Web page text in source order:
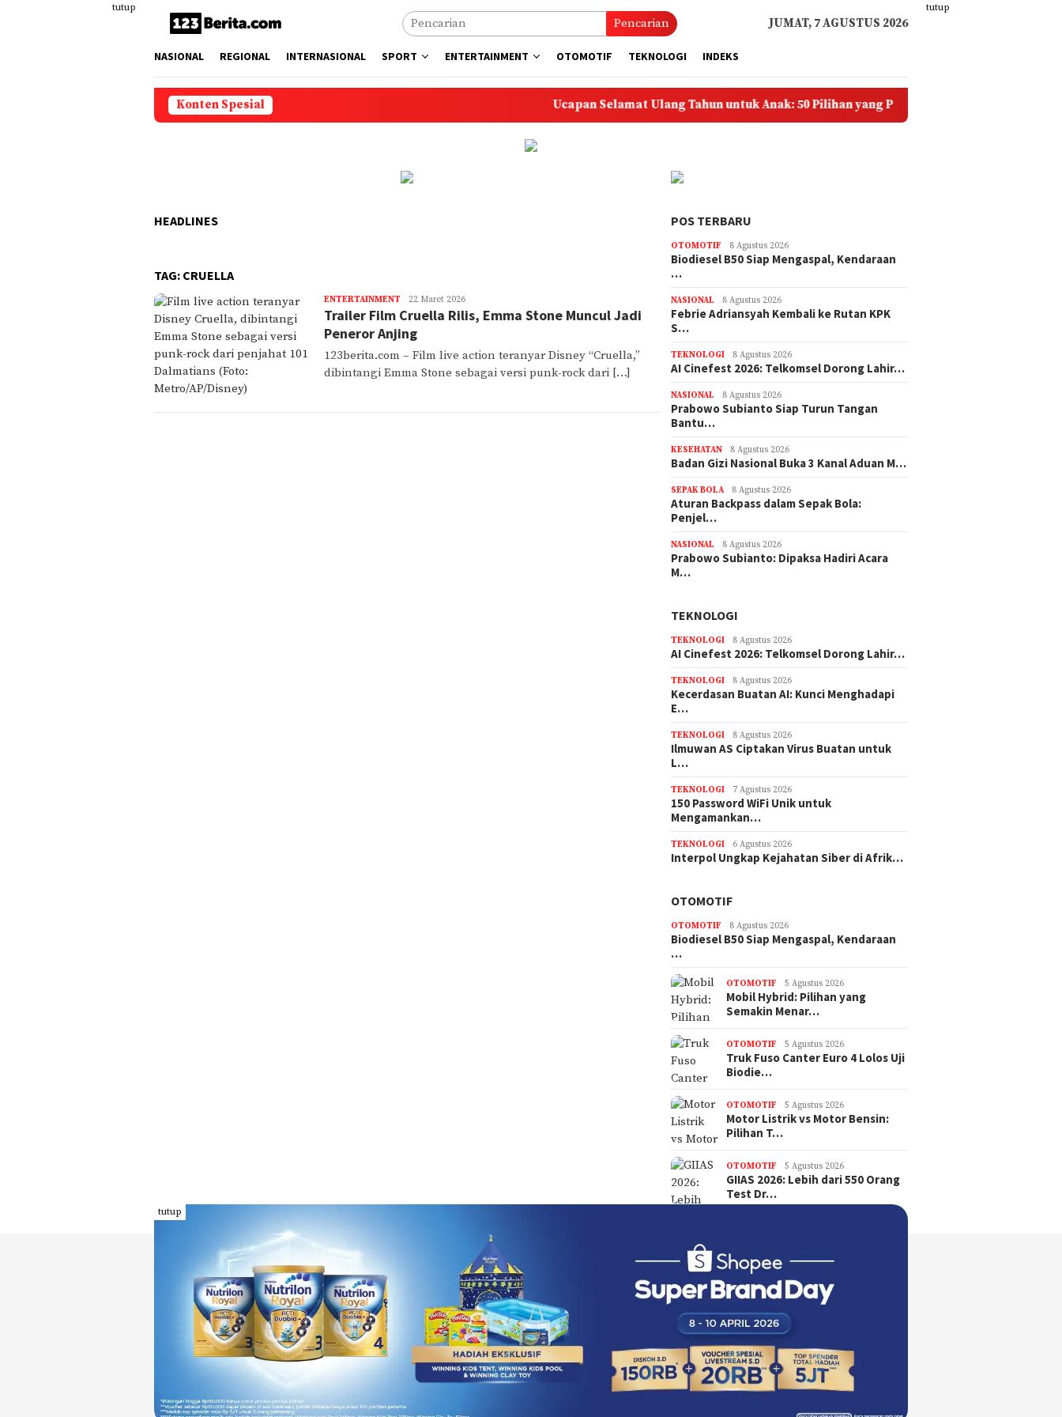
tutup tutup
Pencarian JUMAT, 7 AGUSTUS 2026
NASIONAL REGIONAL INTERNASIONAL SPORT ENTERTAINMENT OTOMOTIF TEKNOLOGI INDEKS
Konten Spesial Ucapan Selamat Ulang Tahun untuk Anak: 50 Pilihan yang Penuh Doa dan Kasih Sayang
HEADLINES
TAG: CRUELLA
ENTERTAINMENT rizal
22 Maret 2026
Trailer Film Cruella Rilis, Emma Stone Muncul Jadi
Peneror Anjing
123berita.com – Film live action teranyar Disney “Cruella,”
dibintangi Emma Stone sebagai versi punk-rock dari […]
POS TERBARU
OTOMOTIF 8 Agustus 2026
Biodiesel B50 Siap Mengaspal, Kendaraan
…
NASIONAL 8 Agustus 2026
Febrie Adriansyah Kembali ke Rutan KPK
S…
TEKNOLOGI 8 Agustus 2026
AI Cinefest 2026: Telkomsel Dorong Lahir…
NASIONAL 8 Agustus 2026
Prabowo Subianto Siap Turun Tangan
Bantu…
KESEHATAN 8 Agustus 2026
Badan Gizi Nasional Buka 3 Kanal Aduan M…
SEPAK BOLA 8 Agustus 2026
Aturan Backpass dalam Sepak Bola:
Penjel…
NASIONAL 8 Agustus 2026
Prabowo Subianto: Dipaksa Hadiri Acara
M…
TEKNOLOGI
TEKNOLOGI 8 Agustus 2026
AI Cinefest 2026: Telkomsel Dorong Lahir…
TEKNOLOGI 8 Agustus 2026
Kecerdasan Buatan AI: Kunci Menghadapi
E…
TEKNOLOGI 8 Agustus 2026
Ilmuwan AS Ciptakan Virus Buatan untuk
L…
TEKNOLOGI 7 Agustus 2026
150 Password WiFi Unik untuk
Mengamankan…
TEKNOLOGI 6 Agustus 2026
Interpol Ungkap Kejahatan Siber di Afrik…
OTOMOTIF
OTOMOTIF 8 Agustus 2026
Biodiesel B50 Siap Mengaspal, Kendaraan
…
OTOMOTIF 5 Agustus 2026
Mobil Hybrid: Pilihan yang
Semakin Menar…
OTOMOTIF 5 Agustus 2026
Truk Fuso Canter Euro 4 Lolos Uji
Biodie…
OTOMOTIF 5 Agustus 2026
Motor Listrik vs Motor Bensin:
Pilihan T…
OTOMOTIF 5 Agustus 2026
GIIAS 2026: Lebih dari 550 Orang
Test Dr…
KODE ETIK
DISCLAIMER
PEDOMAN MEDIA
REDAKSI TENTANG KAMI
PRIVACY POLICY
tutup